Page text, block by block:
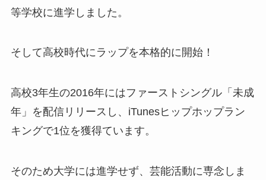
等学校に進学しました。
そして高校時代にラップを本格的に開始！
高校3年生の2016年にはファーストシングル「未成
年」を配信リリースし、iTunesヒップホップラン
キングで1位を獲得ています。
そのため大学には進学せず、芸能活動に専念しま